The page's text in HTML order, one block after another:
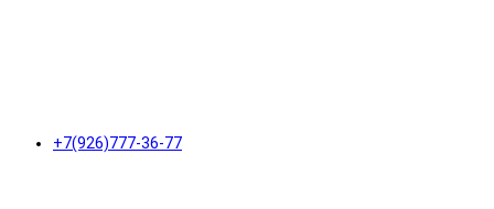
+7(926)777-36-77